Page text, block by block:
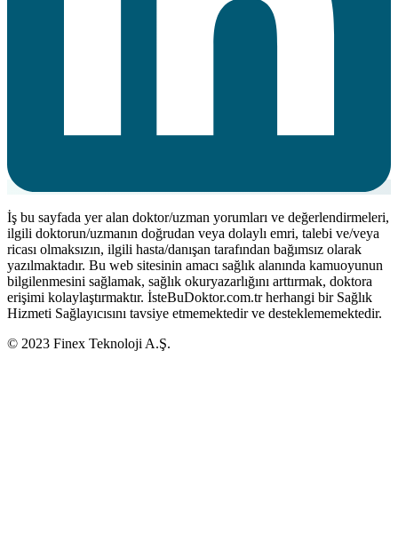
İş bu sayfada yer alan doktor/uzman yorumları ve değerlendirmeleri,
ilgili doktorun/uzmanın doğrudan veya dolaylı emri, talebi ve/veya
ricası olmaksızın, ilgili hasta/danışan tarafından bağımsız olarak
yazılmaktadır. Bu web sitesinin amacı sağlık alanında kamuoyunun
bilgilenmesini sağlamak, sağlık okuryazarlığını arttırmak, doktora
erişimi kolaylaştırmaktır. İsteBuDoktor.com.tr herhangi bir Sağlık
Hizmeti Sağlayıcısını tavsiye etmemektedir ve desteklememektedir.
© 2023 Finex Teknoloji A.Ş.